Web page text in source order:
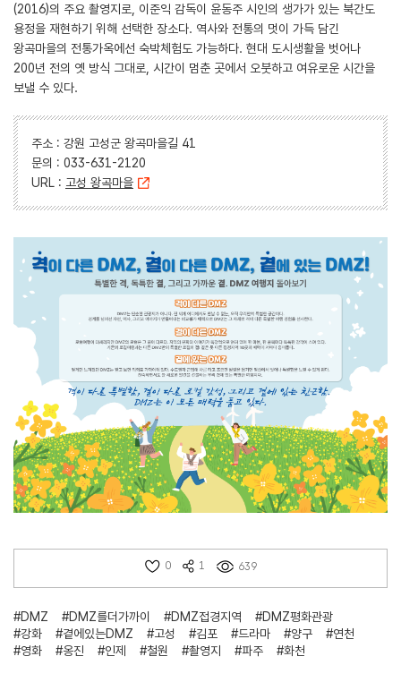
(2016)의 주요 촬영지로, 이준익 감독이 윤동주 시인의 생가가 있는 북간도
용정을 재현하기 위해 선택한 장소다. 역사와 전통의 멋이 가득 담긴
왕곡마을의 전통가옥에선 숙박체험도 가능하다. 현대 도시생활을 벗어나
200년 전의 옛 방식 그대로, 시간이 멈춘 곳에서 오붓하고 여유로운 시간을
보낼 수 있다.
주소 : 강원 고성군 왕곡마을길 41
문의 : 033-631-2120
URL : 고성 왕곡마을
0 1 639
#DMZ #DMZ를더가까이 #DMZ접경지역
#DMZ평화관광
#강화
#곁에있는DMZ #고성 #김포 #드라마 #양구
#연천
#영화
#옹진 #인제 #철원 #촬영지 #파주 #화천